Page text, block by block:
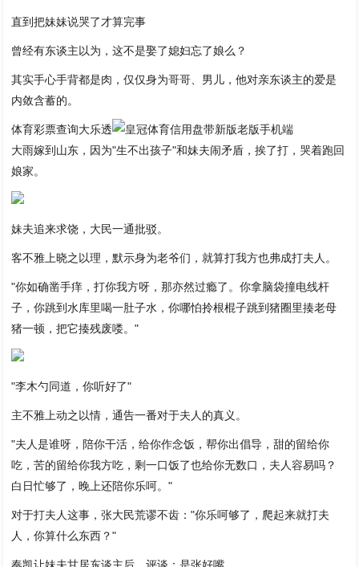
直到把妹妹说哭了才算完事
曾经有东谈主以为，这不是娶了媳妇忘了娘么？
其实手心手背都是肉，仅仅身为哥哥、男儿，他对亲东谈主的爱是
内敛含蓄的。
体育彩票查询大乐透
大雨嫁到山东，因为"生不出孩子"和妹夫闹矛盾，挨了打，哭着跑回
娘家。
妹夫追来求饶，大民一通批驳。
客不雅上晓之以理，默示身为老爷们，就算打我方也弗成打夫人。
"你如确凿手痒，打你我方呀，那亦然过瘾了。你拿脑袋撞电线杆
子，你跳到水库里喝一肚子水，你哪怕拎根棍子跳到猪圈里揍老母
猪一顿，把它揍残废喽。"
"李木勺同道，你听好了"
主不雅上动之以情，通告一番对于夫人的真义。
"夫人是谁呀，陪你干活，给你作念饭，帮你出倡导，甜的留给你
吃，苦的留给你我方吃，剩一口饭了也给你无数口，夫人容易吗？
白日忙够了，晚上还陪你乐呵。"
对于打夫人这事，张大民荒谬不齿："你乐呵够了，爬起来就打夫
人，你算什么东西？"